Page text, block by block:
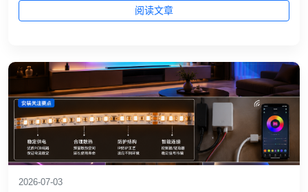
阅读文章
2026-07-03